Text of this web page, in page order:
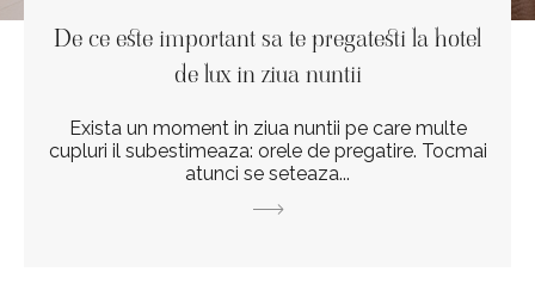
De ce este important sa te pregatesti la hotel
de lux in ziua nuntii
Exista un moment in ziua nuntii pe care multe
cupluri il subestimeaza: orele de pregatire. Tocmai
atunci se seteaza...